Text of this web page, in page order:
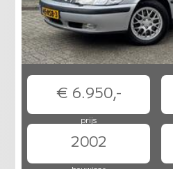
€ 6.950,-
prijs
2002